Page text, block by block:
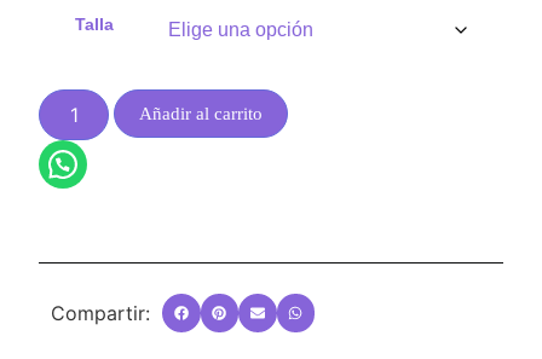
Talla
Añadir al carrito
Compartir: